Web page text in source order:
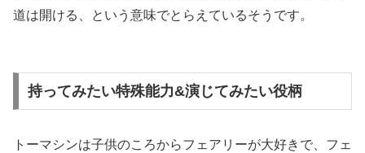
道は開ける、という意味でとらえているそうです。
持ってみたい特殊能力&演じてみたい役柄
トーマシンは子供のころからフェアリーが大好きで、フェ